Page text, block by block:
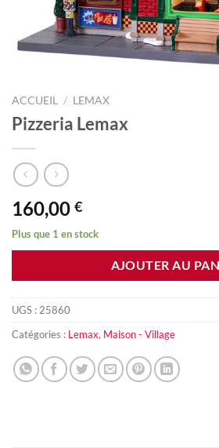
ACCUEIL / LEMAX
Pizzeria Lemax
160,00 €
Plus que 1 en stock
AJOUTER AU
UGS : 25860
Catégories : Lemax, Maison - Village